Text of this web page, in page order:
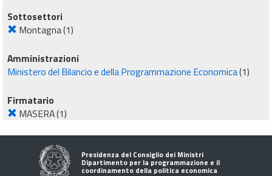
Sottosettori
Montagna(1)
Amministrazioni
Ministero del Bilancio e della Programmazione Economica(1)
Firmatario
MASERA(1)
Presidenza del Consiglio dei Ministri
Dipartimento per la programmazione e il
coordinamento della politica economica